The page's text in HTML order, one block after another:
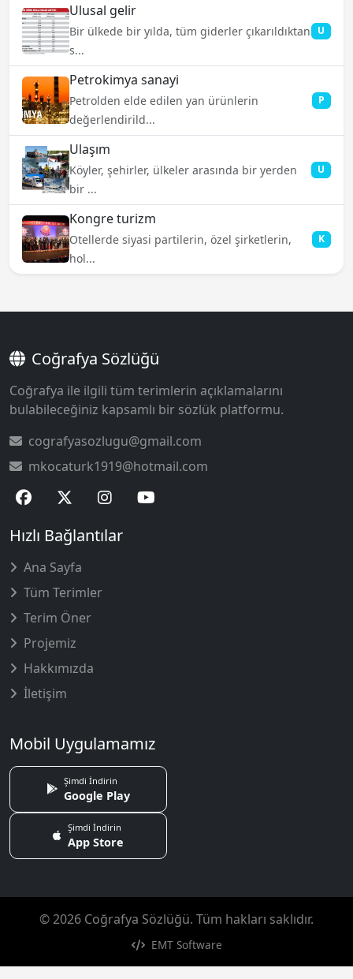
Ulusal gelir
Bir ülkede bir yılda, tüm giderler çıkarıldıktan
s...
U
Petrokimya sanayi
Petrolden elde edilen yan ürünlerin
değerlendirild...
P
Ulaşım
Köyler, şehirler, ülkeler arasında bir yerden
bir ...
U
Kongre turizm
Otellerde siyasi partilerin, özel şirketlerin,
hol...
K
Coğrafya Sözlüğü
Coğrafya ile ilgili tüm terimlerin açıklamalarını
bulabileceğiniz kapsamlı bir sözlük platformu.
cografyasozlugu@gmail.com
mkocaturk1919@hotmail.com
Hızlı Bağlantılar
Ana Sayfa
Tüm Terimler
Terim Öner
Projemiz
Hakkımızda
İletişim
Mobil Uygulamamız
Şimdi İndirin
Google Play
Şimdi İndirin
App Store
© 2026 Coğrafya Sözlüğü. Tüm hakları saklıdır.
EMT Software